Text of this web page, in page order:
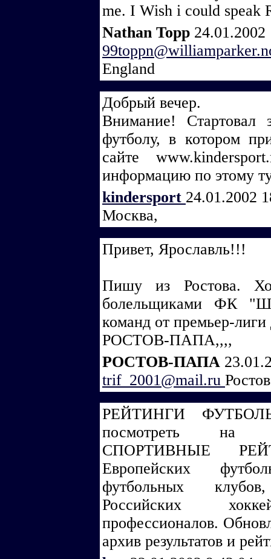
me. I Wish i could speak
Nathan Topp 24.01.2002
England
Добрый вечер.
Внимание!
футболу, в котором
сайте
информацию по этому
kindersport 24.01.2002
Москва,
Привет, Ярославль!!!
Пишу из Ростова.
болельщиками ФК
команд от премьер-
РОСТОВ-ПАПА,,,,
РОСТОВ-ПАПА
trif_2001@mail.ru
РЕЙТИНГИ
посмотреть на
СПОРТИВНЫЕ
Европейских
футбольных
Российских
профессионалов.
архив результатов и